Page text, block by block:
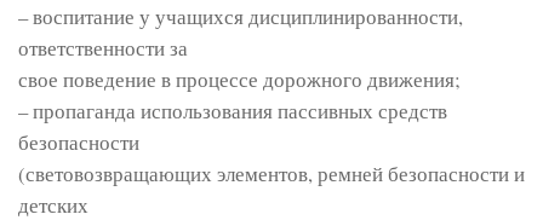
– воспитание у учащихся дисциплинированности,
ответственности за
свое поведение в процессе дорожного движения;
– пропаганда использования пассивных средств
безопасности
(световозвращающих элементов, ремней безопасности и
детских